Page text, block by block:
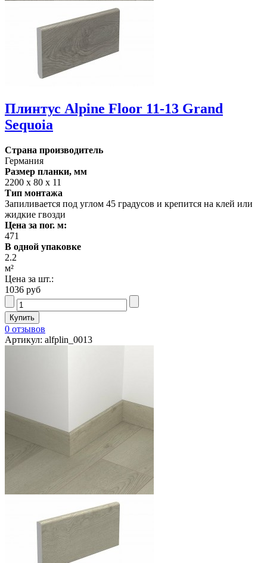
Плинтус Alpine Floor 11-13 Grand
Sequoia
Страна производитель
Германия
Размер планки, мм
2200 х 80 х 11
Тип монтажа
Запиливается под углом 45 градусов и крепится на клей или
жидкие гвозди
Цена за пог. м:
471
В одной упаковке
2.2
м²
Цена за шт.:
1036 руб
0 отзывов
Артикул: alfplin_0013